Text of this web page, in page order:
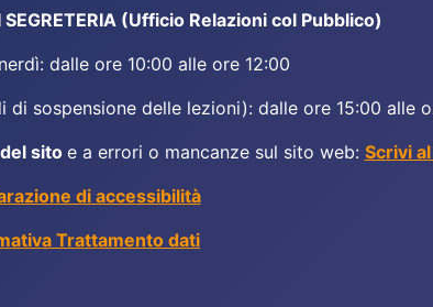
SEGRETERIA (Ufficio Relazioni col Pubblico)
dalle ore 10:00 alle ore 12:00
sospensione delle lezioni): dalle ore 15:00 alle
sito e a errori o mancanze sul sito web: Scrivi
di accessibilità
Trattamento dati